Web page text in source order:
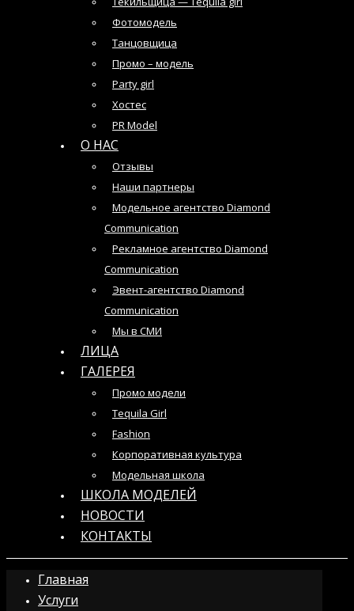
Фотомодель
Танцовщица
Промо – модель
Party girl
Хостес
PR Model
О НАС
Отзывы
Наши партнеры
Модельное агентство Diamond
Communication
Рекламное агентство Diamond
Communication
Эвент-агентство Diamond
Communication
Мы в СМИ
ЛИЦА
ГАЛЕРЕЯ
Промо модели
Tequila Girl
Fashion
Корпоративная культура
Модельная школа
ШКОЛА МОДЕЛЕЙ
НОВОСТИ
КОНТАКТЫ
Главная
Услуги